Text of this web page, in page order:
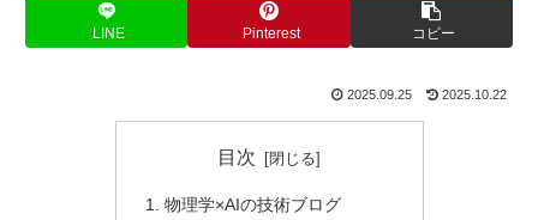
LINE Pinterest コピー
2025.09.25 2025.10.22
目次
物理学×AIの技術ブログ